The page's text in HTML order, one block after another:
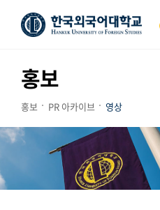
홍보
홍보 PR 아카이브 영상